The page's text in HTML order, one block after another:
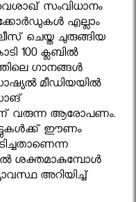
സംവിധാനം
എല്ലാം
ചെയ്ത ചുരുങ്ങിയ
100 ക്ലബിൽ
ഗാനങ്ങൾ
മീഡിയയിൽ
വരുന്ന ആരോപണം.
ഈണം
ശക്തമാകുമ്പോൾ
അറിയിച്ച്